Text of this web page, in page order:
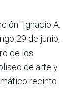
“Ignacio A.
29 de junio,
de los
de arte y
recinto